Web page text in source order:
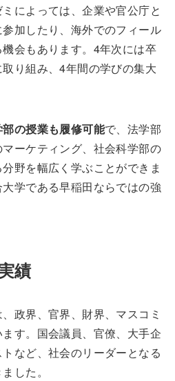
によっては、企業や官公庁と
加したり、海外でのフィール
会もあります。4年次には卒
り組み、4年間の学びの集大
部の授業も履修可能で、法学部
ーケティング、社会科学部の
野を幅広く学ぶことができま
学である早稲田ならではの強
績
政界、官界、財界、マスコミ
す。国会議員、官僚、大手企
など、社会のリーダーとなる
した。